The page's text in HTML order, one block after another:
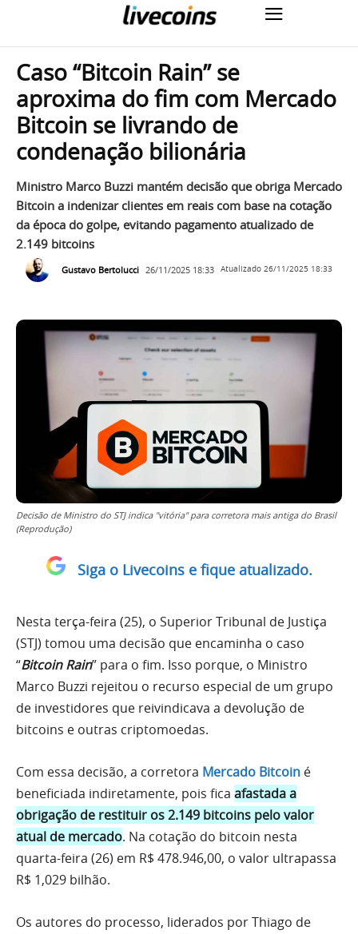
Caso “Bitcoin Rain” se
aproxima do fim com Mercado
Bitcoin se livrando de
condenação bilionária
Ministro Marco Buzzi mantém decisão que obriga Mercado
Bitcoin a indenizar clientes em reais com base na cotação
da época do golpe, evitando pagamento atualizado de
2.149 bitcoins
Gustavo Bertolucci 26/11/2025 18:33 Atualizado 26/11/2025 18:33
Decisão de Ministro do STJ indica "vitória" para corretora mais antiga do Brasil
(Reprodução)
Siga o Livecoins e fique atualizado.
Nesta terça-feira (25), o Superior Tribunal de Justiça
(STJ) tomou uma decisão que encaminha o caso
“Bitcoin Rain” para o fim. Isso porque, o Ministro
Marco Buzzi rejeitou o recurso especial de um grupo
de investidores que reivindicava a devolução de
bitcoins e outras criptomoedas.
Com essa decisão, a corretora Mercado Bitcoin é
beneficiada indiretamente, pois fica afastada a
obrigação de restituir os 2.149 bitcoins pelo valor
atual de mercado. Na cotação do bitcoin nesta
quarta-feira (26) em R$ 478.946,00, o valor ultrapassa
R$ 1,029 bilhão.
Os autores do processo, liderados por Thiago de